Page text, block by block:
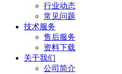
行业动态
常见问题
技术服务
售后服务
资料下载
关于我们
公司简介